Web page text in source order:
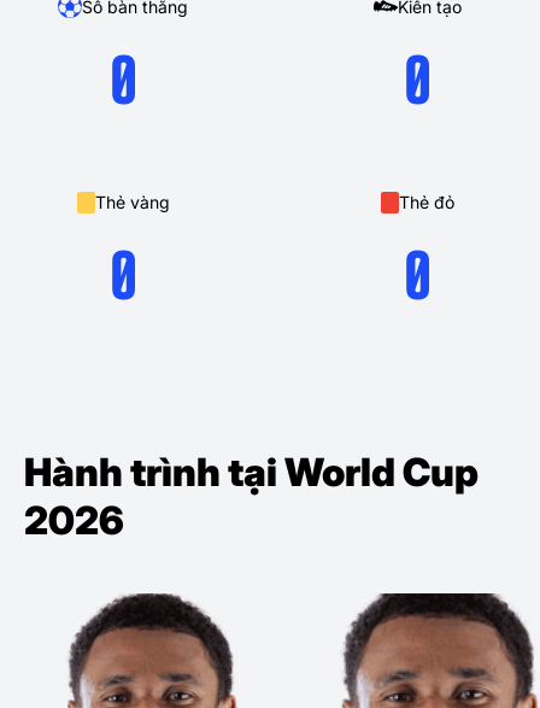
Số bàn thắng
0
Kiến tạo
0
Thẻ vàng
0
Thẻ đỏ
0
Hành trình tại World Cup
2026